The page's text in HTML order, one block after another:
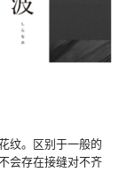
纹。区别于一般的
会存在接缝对不齐